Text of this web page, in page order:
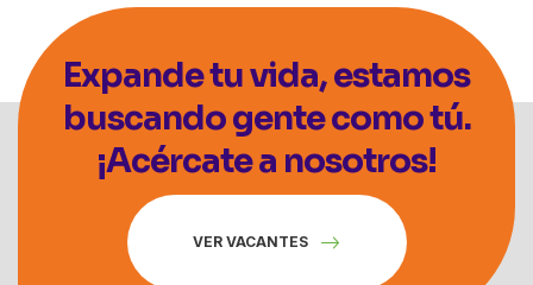
Expande tu vida, estamos
buscando gente como tú.
¡Acércate a nosotros!
VER VACANTES